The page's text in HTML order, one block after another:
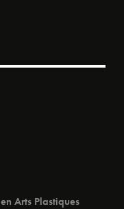
Arts Plastiques